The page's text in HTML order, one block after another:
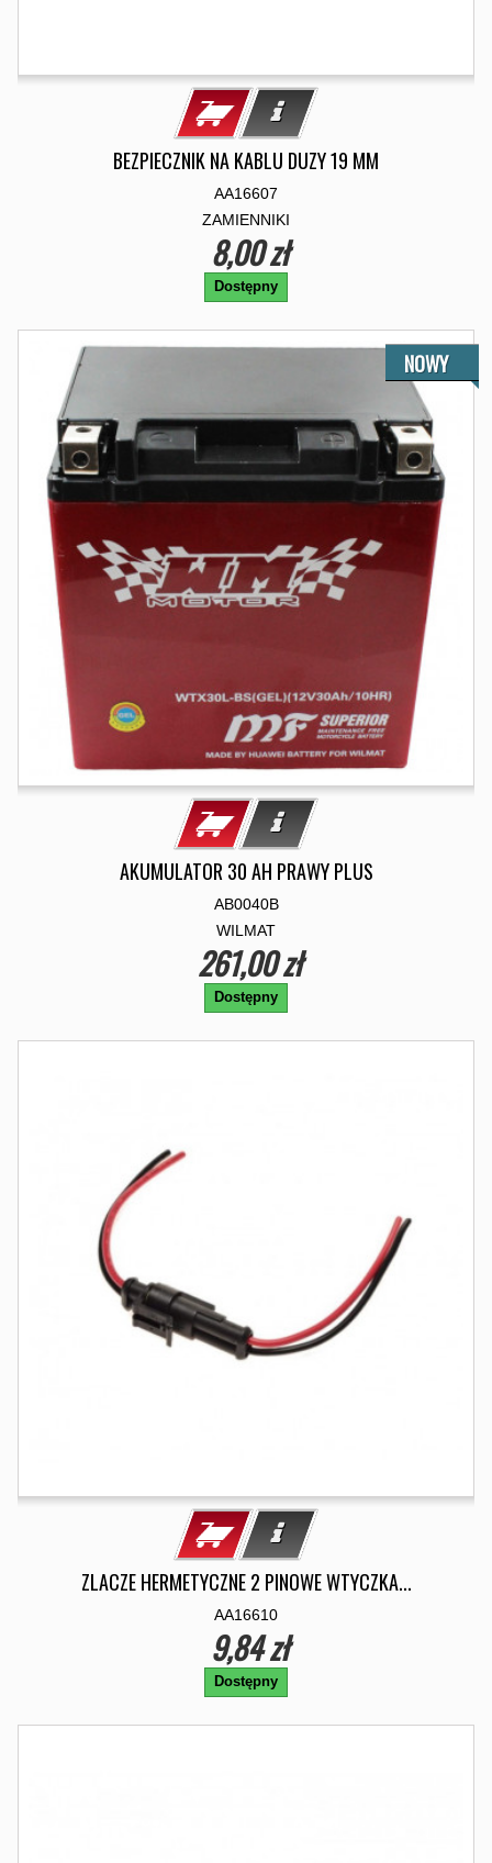
BEZPIECZNIK NA KABLU DUZY 19 MM
AA16607
ZAMIENNIKI
8,00 zł
Dostępny
NOWY
AKUMULATOR 30 AH PRAWY PLUS
AB0040B
WILMAT
261,00 zł
Dostępny
ZLACZE HERMETYCZNE 2 PINOWE WTYCZKA...
AA16610
9,84 zł
Dostępny